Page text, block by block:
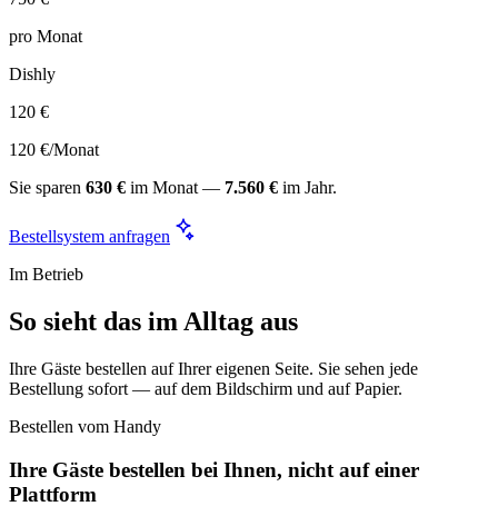
pro Monat
Dishly
120 €
120 €/Monat
Sie sparen 630 € im Monat — 7.560 € im Jahr.
Bestellsystem anfragen
Im Betrieb
So sieht das im Alltag aus
Ihre Gäste bestellen auf Ihrer eigenen Seite. Sie sehen jede
Bestellung sofort — auf dem Bildschirm und auf Papier.
Bestellen vom Handy
Ihre Gäste bestellen bei Ihnen, nicht auf einer
Plattform